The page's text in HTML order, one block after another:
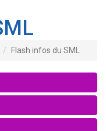
Flash infos du SML